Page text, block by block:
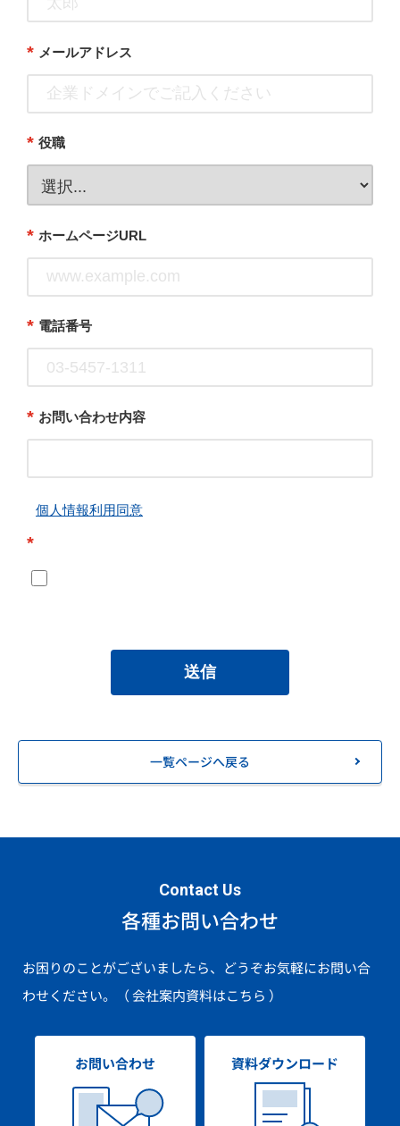
* メールアドレス
* 役職
* ホームページURL
* 電話番号
* お問い合わせ内容
個人情報利用同意
*
送信
一覧ページへ戻る
Contact Us
各種お問い合わせ
お困りのことがございましたら、どうぞお気軽にお問い合
わせください。
（ 会社案内資料はこちら ）
お問い合わせ 資料ダウンロード